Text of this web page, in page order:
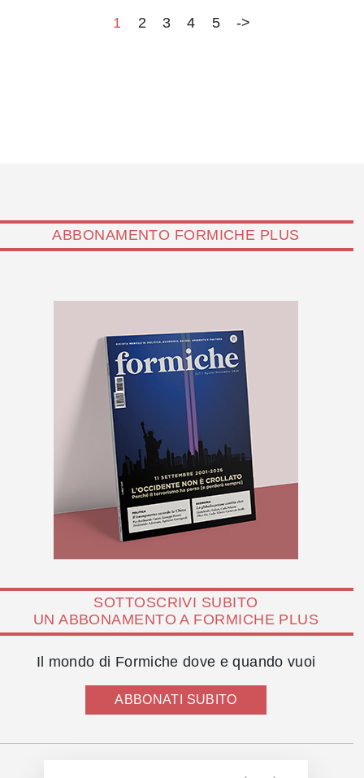
1 2 3 4 5 ->
ABBONAMENTO FORMICHE PLUS
SOTTOSCRIVI SUBITO
UN ABBONAMENTO A FORMICHE PLUS
Il mondo di Formiche dove e quando vuoi
ABBONATI SUBITO